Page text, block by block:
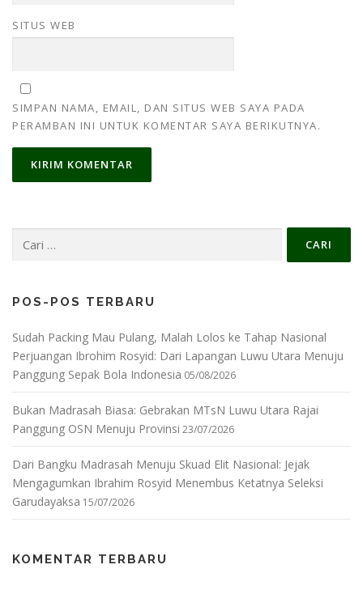
SITUS WEB
SIMPAN NAMA, EMAIL, DAN SITUS WEB SAYA PADA
PERAMBAN INI UNTUK KOMENTAR SAYA BERIKUTNYA.
untuk:
POS-POS TERBARU
Sudah Packing Mau Pulang, Malah Lolos ke Tahap Nasional
Perjuangan Ibrohim Rosyid: Dari Lapangan Luwu Utara Menuju
Panggung Sepak Bola Indonesia 05/08/2026
Bukan Madrasah Biasa: Gebrakan MTsN Luwu Utara Rajai
Panggung OSN Menuju Provinsi 23/07/2026
Dari Bangku Madrasah Menuju Skuad Elit Nasional: Jejak
Mengagumkan Ibrahim Rosyid Menembus Ketatnya Seleksi
Garudayaksa 15/07/2026
KOMENTAR TERBARU